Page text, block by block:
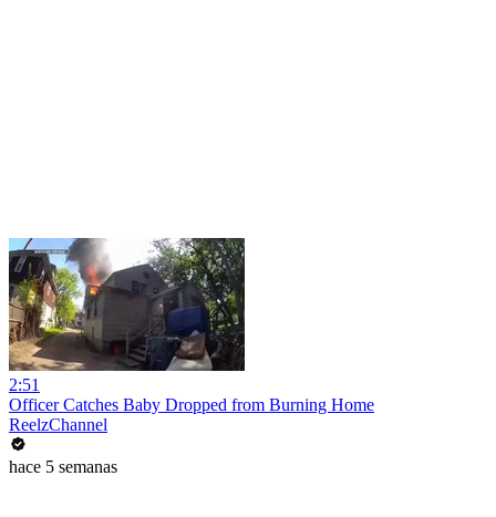
2:51
Officer Catches Baby Dropped from Burning Home
ReelzChannel
hace 5 semanas